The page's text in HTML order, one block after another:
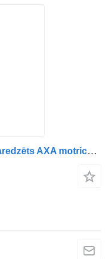
Supapă EBS EBS modulators paredzēts AXA motrică MAN, coduri: 81521066059, 81521066066, 81521066040, 81521066072, 81521069066 kravas automašīnas